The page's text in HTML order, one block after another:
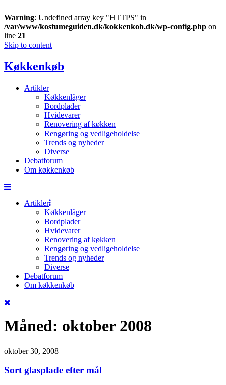
Warning: Undefined array key "HTTPS" in
/var/www/kostumeguiden.dk/kokkenkob.dk/wp-config.php on
line 21
Skip to content
Køkkenkøb
Artikler
Køkkenlåger
Bordplader
Hvidevarer
Renovering af køkken
Rengøring og vedligeholdelse
Trends og nyheder
Diverse
Debatforum
Om køkkenkøb
Artikler
Køkkenlåger
Bordplader
Hvidevarer
Renovering af køkken
Rengøring og vedligeholdelse
Trends og nyheder
Diverse
Debatforum
Om køkkenkøb
Måned: oktober 2008
oktober 30, 2008
Sort glasplade efter mål